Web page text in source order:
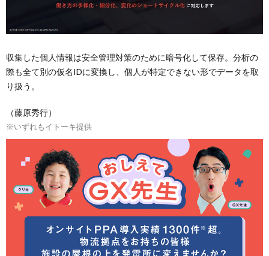
収集した個人情報は安全管理対策のために暗号化して保存。分析の
際も全て別の仮名IDに変換し、個人が特定できない形でデータを取
り扱う。
（藤原秀行）
※いずれもイトーキ提供